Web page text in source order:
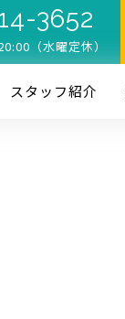
3652
（水曜定休）
スタッフ紹介